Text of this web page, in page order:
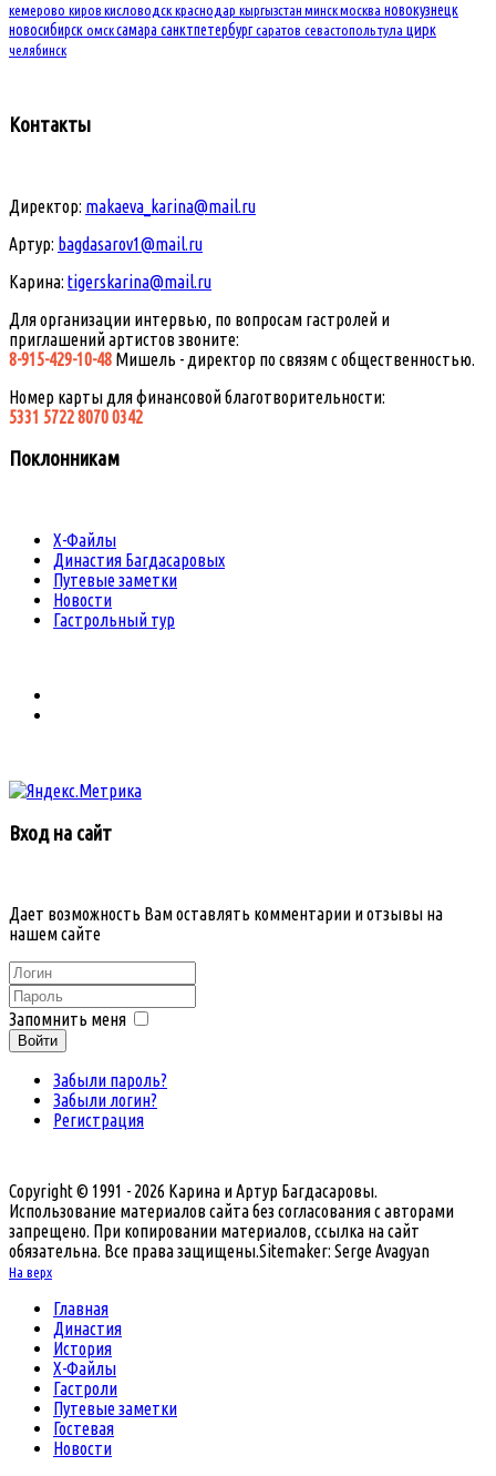
кемерово киров кисловодск краснодар кыргызстан минскмосква новокузнецк
новосибирск омсксамара санктпетербургсаратов севастопольтула цирк
челябинск
Контакты
Директор: makaeva_karina@mail.ru
Артур: bagdasarov1@mail.ru
Карина: tigerskarina@mail.ru
Для организации интервью, по вопросам гастролей и
приглашений артистов звоните:
8-915-429-10-48 Мишель - директор по связям с общественностью.
Номер карты для финансовой благотворительности:
5331 5722 8070 0342
Поклонникам
Х-Файлы
Династия Багдасаровых
Путевые заметки
Новости
Гастрольный тур
Вход на сайт
Дает возможность Вам оставлять комментарии и отзывы на
нашем сайте
Запомнить меня
Войти
Забыли пароль?
Забыли логин?
Регистрация
Copyright © 1991 - 2026 Карина и Артур Багдасаровы.
Использование материалов сайта без согласования с авторами
запрещено. При копировании материалов, ссылка на сайт
обязательна. Все права защищены.Sitemaker: Serge Avagyan
На верх
Главная
Династия
История
Х-Файлы
Гастроли
Путевые заметки
Гостевая
Новости